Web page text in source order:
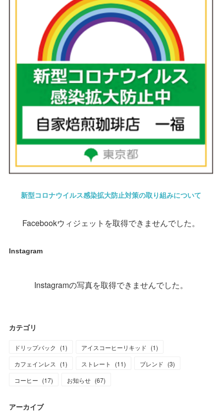
新型コロナウイルス感染拡大防止対策の取り組みについて
Facebookウィジェットを取得できませんでした。
Instagram
Instagramの写真を取得できませんでした。
カテゴリ
ドリップバック (1) アイスコーヒーリキッド (1)
カフェインレス
(1) ストレート (11) ブレンド (3)
コーヒー (17) お知らせ (67)
アーカイブ